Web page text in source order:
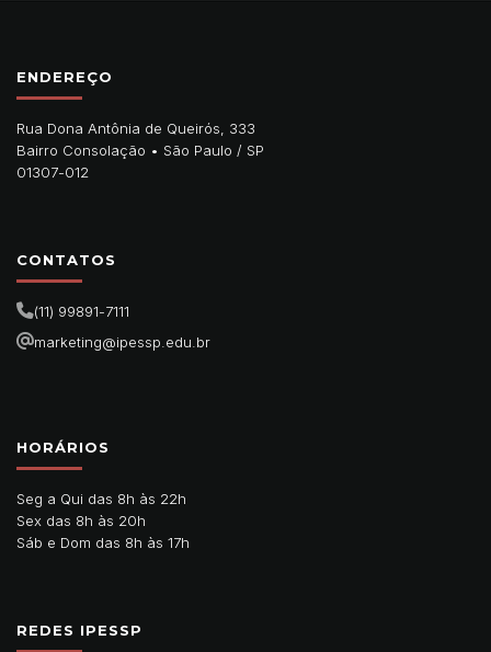
ENDEREÇO
Rua Dona Antônia de Queirós, 333
Bairro Consolação • São Paulo / SP
01307-012
CONTATOS
(11) 99891-7111
marketing@ipessp.edu.br
HORÁRIOS
Seg a Qui das 8h às 22h
Sex das 8h às 20h
Sáb e Dom das 8h às 17h
REDES IPESSP